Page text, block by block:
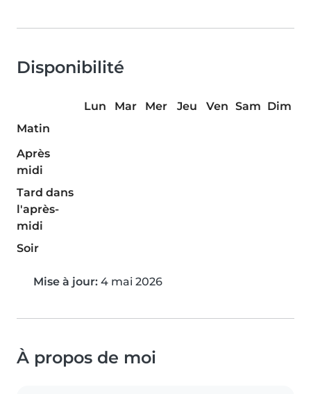
Disponibilité
Lun Mar Mer Jeu Ven Sam Dim
Matin
Après
midi
Tard dans
l'après-
midi
Soir
Mise à jour: 4 mai 2026
À propos de moi